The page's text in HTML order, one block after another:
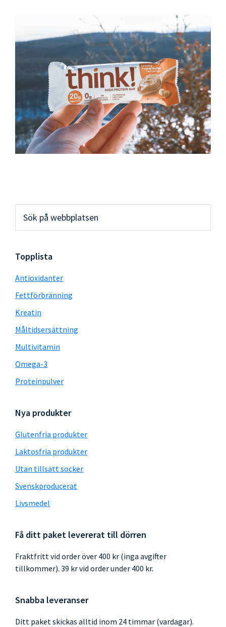
Primärt
sidofält
webbplatsen
Topplista
Antioxidanter
Fettförbränning
Kreatin
Måltidsersättning
Multivitamin
Omega-3
Proteinpulver
Nya produkter
Glutenfria produkter
Laktosfria produkter
Utan tillsatt socker
Svenskproducerat
Livsmedel
Få ditt paket levererat till dörren
Fraktfritt vid order över 400 kr (inga avgifter
tillkommer). 39 kr vid order under 400 kr.
Snabba leveranser
Ditt paket skickas alltid inom 24 timmar (vardagar).